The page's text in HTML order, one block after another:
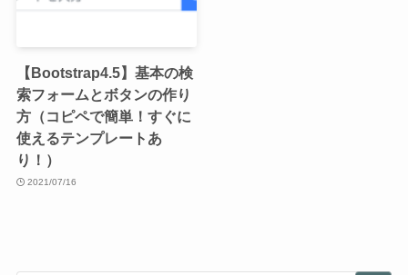
【Bootstrap4.5】基本の検
索フォームとボタンの作り
方（コピペで簡単！すぐに
使えるテンプレートあ
り！）
2021/07/16